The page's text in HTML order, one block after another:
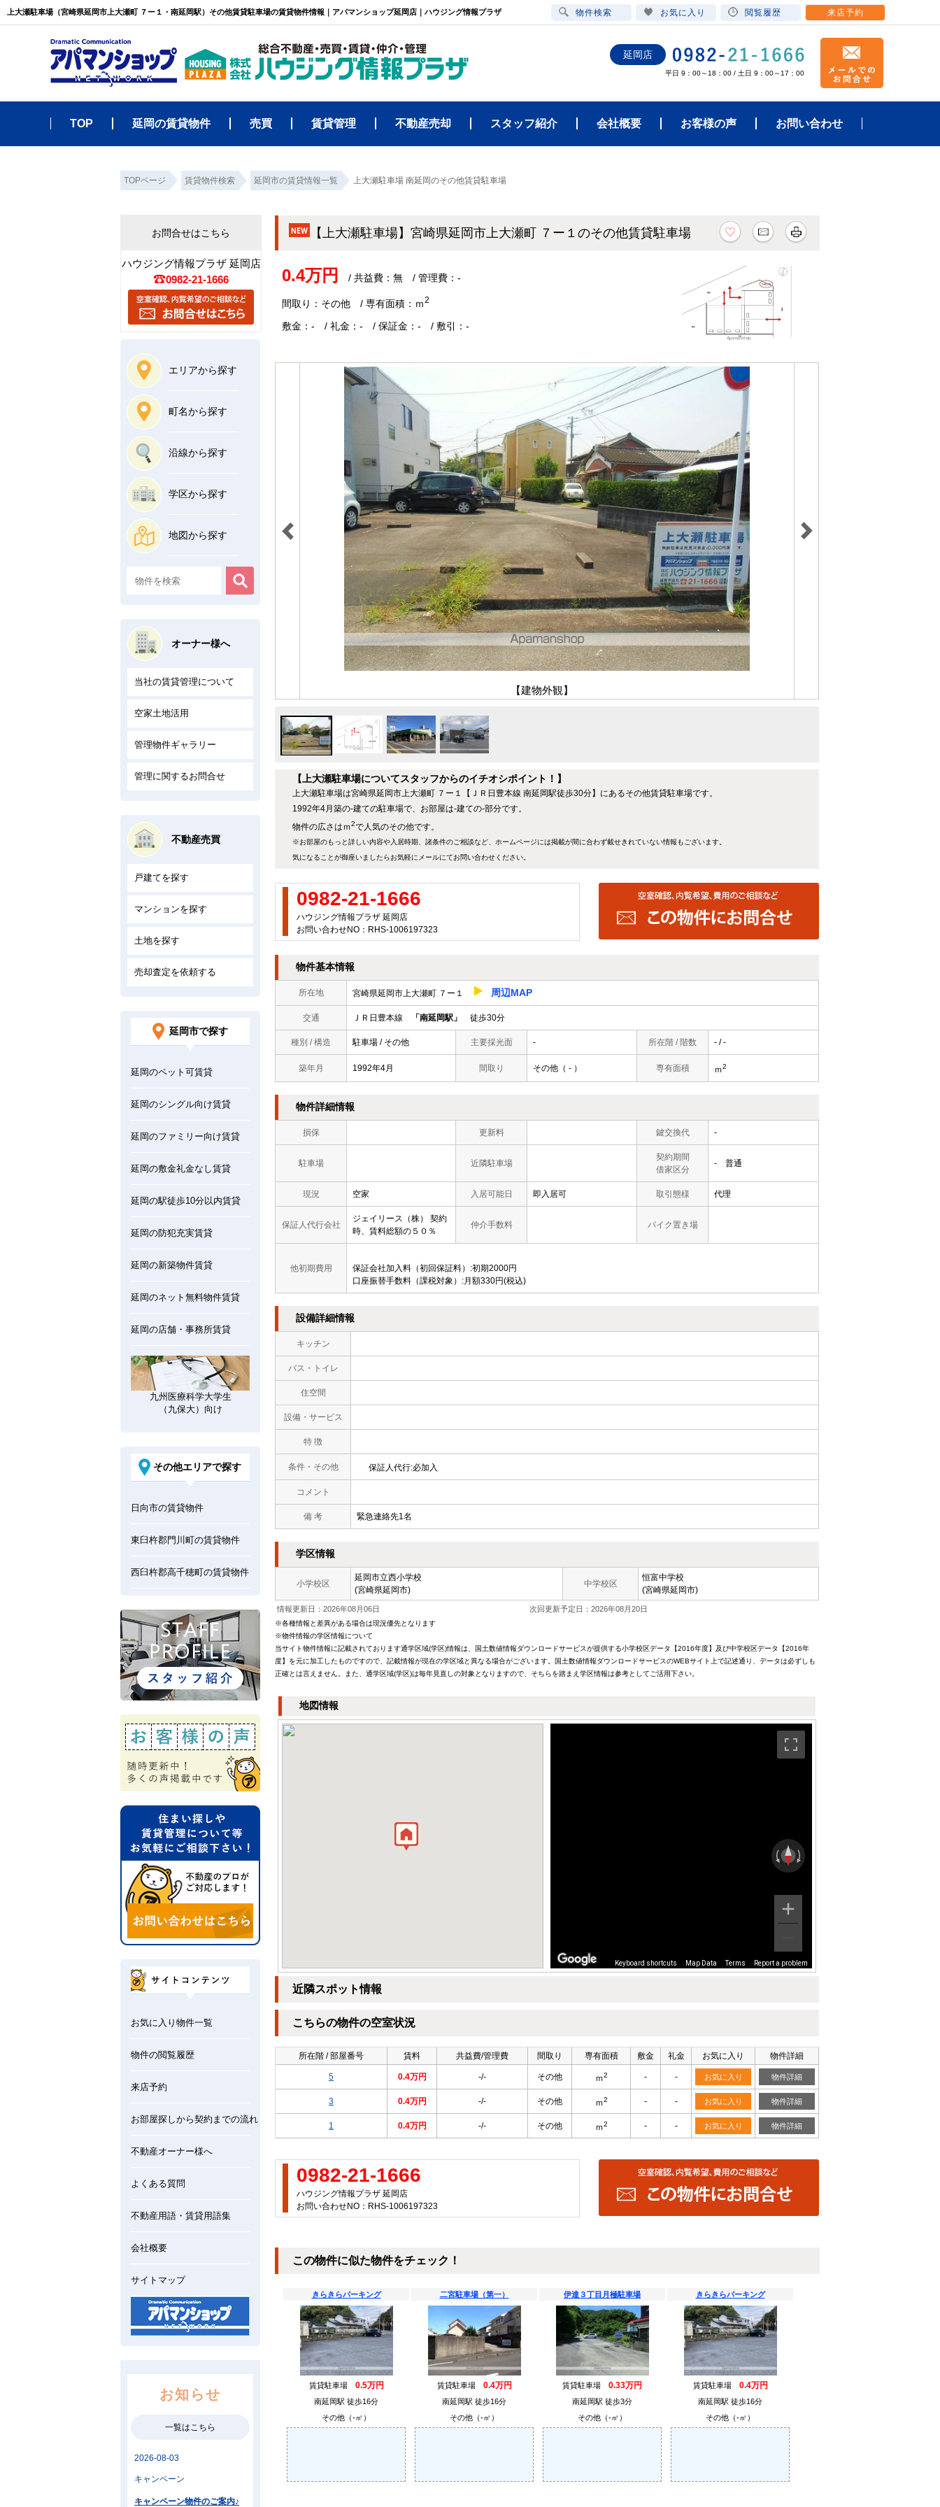
上大瀬駐車場（宮崎県延岡市上大瀬町 ７ー１・南延岡駅）その他賃貸駐車場の賃貸物件情報｜アパマンショップ延岡店｜ハウジング情報プラザ
延岡店
平日 9：00～18：00 / 土日 9：00～17：00
TOP 延岡の賃貸物件 売買 賃貸管理 不動産売却 スタッフ紹介 会社概要 お客様の声 お問い合わせ
TOPページ 賃貸物件検索 延岡市の賃貸情報一覧 上大瀬駐車場 南延岡のその他賃貸駐車場
【上大瀬駐車場】宮崎県延岡市上大瀬町 ７ー１のその他賃貸駐車場
0.4万円 / 共益費：無 / 管理費：-
間取り：その他 / 専有面積：ｍ2
敷金：- / 礼金：- / 保証金：- / 敷引：-
【建物外観】
【上大瀬駐車場についてスタッフからのイチオシポイント！】
上大瀬駐車場は宮崎県延岡市上大瀬町 ７ー１【ＪＲ日豊本線 南延岡駅徒歩30分】にあるその他賃貸駐車場です。
1992年4月築の-建ての駐車場で、お部屋は-建ての-部分です。
物件の広さはｍ2で人気のその他です。
※お部屋のもっと詳しい内容や入居時期、諸条件のご相談など、ホームページには掲載が間に合わず載せきれていない情報もございます。
気になることが御座いましたらお気軽にメールにてお問い合わせください。
0982-21-1666
ハウジング情報プラザ 延岡店
お問い合わせNO：RHS-1006197323
物件基本情報
所在地 宮崎県延岡市上大瀬町 ７ー１ 周辺MAP
交通 ＪＲ日豊本線 「南延岡駅」 徒歩30分
種別 / 構造 駐車場 / その他 主要採光面 - 所在階 / 階数 - / -
築年月 1992年4月 間取り その他（ - ） 専有面積 ｍ2
物件詳細情報
損保 更新料 鍵交換代 -
駐車場 近隣駐車場
契約期間
借家区分
- 普通
現況 空家 入居可能日 即入居可 取引態様 代理
保証人代行会社
ジェイリース（株） 契約
時、賃料総額の５０％
仲介手数料 バイク置き場
他初期費用
保証会社加入料（初回保証料）:初期2000円
口座振替手数料（課税対象）:月額330円(税込)
設備詳細情報
キッチン
バス・トイレ
住空間
設備・サービス
特 徴
条件・その他 保証人代行:必加入
コメント
備 考 緊急連絡先1名
学区情報
小学校区
延岡市立西小学校
(宮崎県延岡市)
中学校区
恒富中学校
(宮崎県延岡市)
情報更新日：2026年08月06日 次回更新予定日：2026年08月20日
※各種情報と差異がある場合は現況優先となります
※物件情報の学区情報について
当サイト物件情報に記載されております通学区域(学区)情報は、国土数値情報ダウンロードサービスが提供する小学校区データ【2016年度】及び中学校区データ【2016年
度】を元に加工したものですので、記載情報が現在の学区域と異なる場合がございます。国土数値情報ダウンロードサービスのWEBサイト上で記述通り、データは必ずしも
正確とは言えません。また、通学区域(学区)は毎年見直しの対象となりますので、そちらを踏まえ学区情報は参考としてご活用下さい。
地図情報
Keyboard shortcuts Map Data Terms Report a problem
近隣スポット情報
こちらの物件の空室状況
所在階 / 部屋番号 賃料 共益費/管理費 間取り 専有面積 敷金 礼金 お気に入り 物件詳細
5 0.4万円 -/- その他 ｍ2 - - お気に入り 物件詳細
3 0.4万円 -/- その他 ｍ2 - - お気に入り 物件詳細
1 0.4万円 -/- その他 ｍ2 - - お気に入り 物件詳細
0982-21-1666
ハウジング情報プラザ 延岡店
お問い合わせNO：RHS-1006197323
この物件に似た物件をチェック！
きらきらパーキング
賃貸駐車場 0.5万円
南延岡駅 徒歩16分
その他（-㎡）
二宮駐車場（第一）
賃貸駐車場 0.4万円
南延岡駅 徒歩16分
その他（-㎡）
伊達３丁目月極駐車場
賃貸駐車場 0.33万円
南延岡駅 徒歩3分
その他（-㎡）
きらきらパーキング
賃貸駐車場 0.4万円
南延岡駅 徒歩16分
その他（-㎡）
お問合せはこちら
ハウジング情報プラザ 延岡店
0982-21-1666
エリアから探す
町名から探す
沿線から探す
学区から探す
地図から探す
オーナー様へ
当社の賃貸管理について
空家土地活用
管理物件ギャラリー
管理に関するお問合せ
不動産売買
戸建てを探す
マンションを探す
土地を探す
売却査定を依頼する
延岡市で探す
延岡のペット可賃貸
延岡のシングル向け賃貸
延岡のファミリー向け賃貸
延岡の敷金礼金なし賃貸
延岡の駅徒歩10分以内賃貸
延岡の防犯充実賃貸
延岡の新築物件賃貸
延岡のネット無料物件賃貸
延岡の店舗・事務所賃貸
九州医療科学大学生
（九保大）向け
その他エリアで探す
日向市の賃貸物件
東臼杵郡門川町の賃貸物件
西臼杵郡高千穂町の賃貸物件
お気に入り物件一覧
物件の閲覧履歴
来店予約
お部屋探しから契約までの流れ
不動産オーナー様へ
よくある質問
不動産用語・賃貸用語集
会社概要
サイトマップ
お知らせ
一覧はこちら
物件検索 お気に入り 閲覧履歴 来店予約